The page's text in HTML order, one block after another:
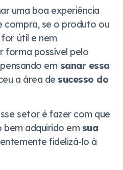
uma boa experiência
compra, se o produto ou
útil e nem
forma possível pelo
em sanar essa
a área de sucesso do
setor é fazer com que
bem adquirido em sua
fidelizá-lo à